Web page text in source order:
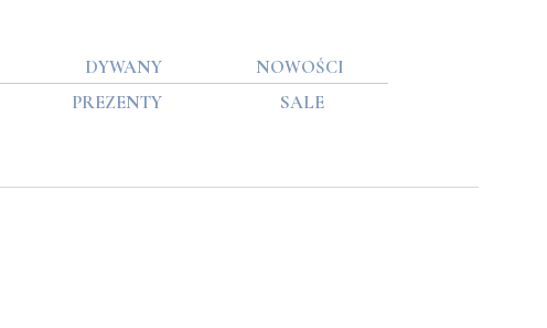
DYWANY
NOWOŚCI
PREZENTY SALE